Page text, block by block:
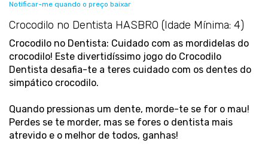
Notificar-me quando o preço baixar
Crocodilo no Dentista HASBRO (Idade Mínima: 4)
Crocodilo no Dentista: Cuidado com as mordidelas do
crocodilo! Este divertidíssimo jogo do Crocodilo
Dentista desafia-te a teres cuidado com os dentes do
simpático crocodilo.
Quando pressionas um dente, morde-te se for o mau!
Perdes se te morder, mas se fores o dentista mais
atrevido e o melhor de todos, ganhas!